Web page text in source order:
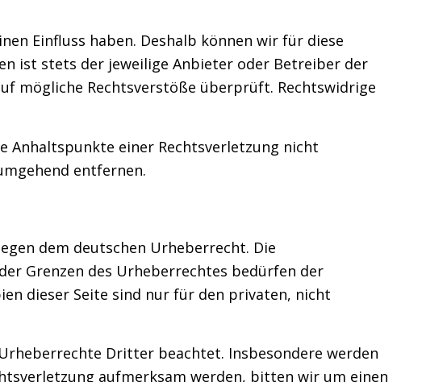
Einfluss haben. Deshalb können wir für diese
ist stets der jeweilige Anbieter oder Betreiber der
mögliche Rechtsverstöße überprüft. Rechtswidrige
Anhaltspunkte einer Rechtsverletzung nicht
entfernen.
dem deutschen Urheberrecht. Die
Grenzen des Urheberrechtes bedürfen der
dieser Seite sind nur für den privaten, nicht
Dritter beachtet. Insbesondere werden
aufmerksam werden, bitten wir um einen